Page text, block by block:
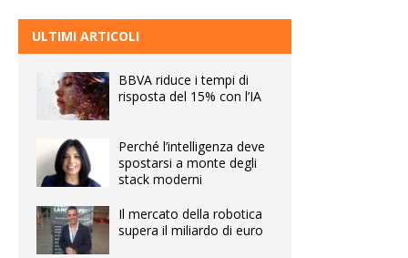
ULTIMI ARTICOLI
BBVA riduce i tempi di
risposta del 15% con l’IA
Perché l’intelligenza deve
spostarsi a monte degli
stack moderni
Il mercato della robotica
supera il miliardo di euro